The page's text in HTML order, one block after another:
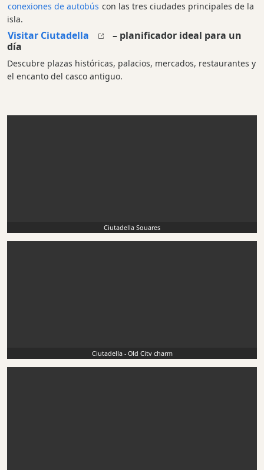
conexiones de autobús con las tres ciudades principales de la
isla.
Visitar Ciutadella
– planificador ideal para un
día
Descubre plazas históricas, palacios, mercados, restaurantes y
el encanto del casco antiguo.
Ciutadella Squares
Ciutadella - Old City charm